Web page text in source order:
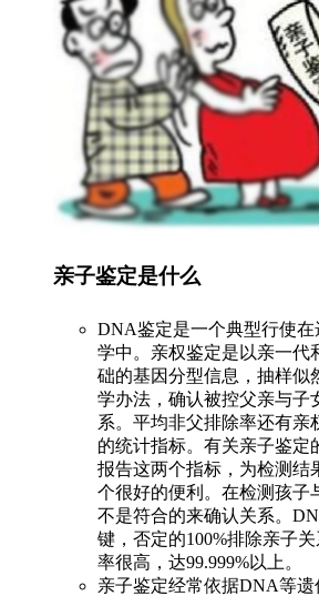
亲子鉴定是什么
DNA鉴定是一个典型行使
学中。亲权鉴定是以亲一代
础的基因分型信息，抽样似
学办法，确认被控父亲与子
系。平均非父排除率还有亲
的统计指标。有关亲子鉴定
报告这两个指标，为检测结
个很好的便利。在检测孩子
不是符合的来确认关系。
键，否定的100%排除亲子
率很高，达99.999%以上。
亲子鉴定经常依据DNA等